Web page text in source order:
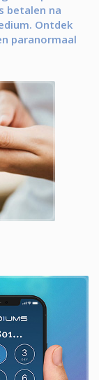
betalen na
Ontdek
paranormaal